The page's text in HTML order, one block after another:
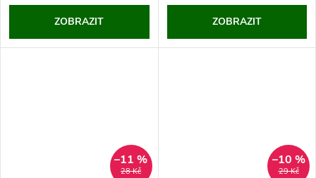
ZOBRAZIT ZOBRAZIT
28 Kč
–11 %
29 Kč
–10 %